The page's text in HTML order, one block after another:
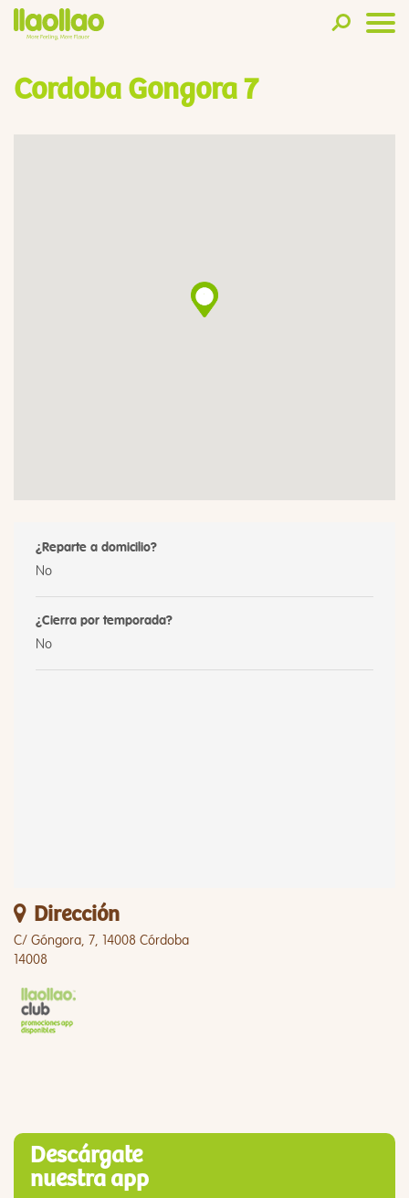
Cordoba Gongora 7
¿Reparte a domicilio?
No
¿Cierra por temporada?
No
Dirección
C/ Góngora, 7, 14008 Córdoba
14008
Descárgate
nuestra app